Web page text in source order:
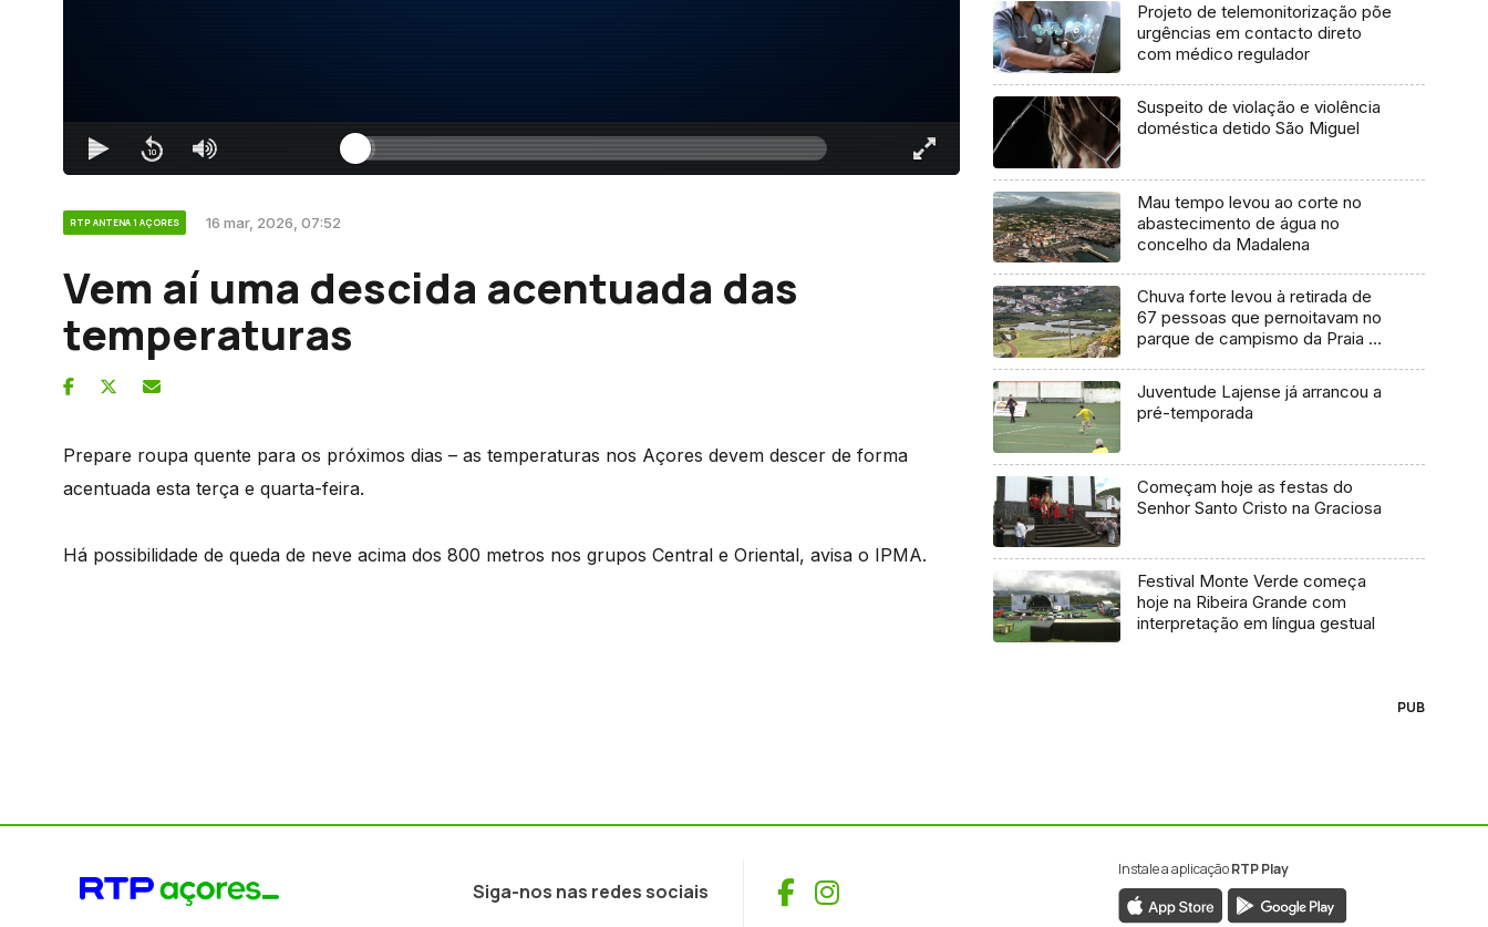
RTP ANTENA 1 AÇORES 16 mar, 2026, 07:52
Vem aí uma descida acentuada das
temperaturas
Prepare roupa quente para os próximos dias – as temperaturas nos Açores devem descer de forma
acentuada esta terça e quarta-feira.
Há possibilidade de queda de neve acima dos 800 metros nos grupos Central e Oriental, avisa o IPMA.
Projeto de telemonitorização põe
urgências em contacto direto
com médico regulador
Suspeito de violação e violência
doméstica detido São Miguel
Mau tempo levou ao corte no
abastecimento de água no
concelho da Madalena
Chuva forte levou à retirada de
67 pessoas que pernoitavam no
parque de campismo da Praia da
Juventude Lajense já arrancou a
pré-temporada
Começam hoje as festas do
Senhor Santo Cristo na Graciosa
Festival Monte Verde começa
hoje na Ribeira Grande com
interpretação em língua gestual
PUB
Siga-nos nas redes sociais Facebook
Instagram
Instale a aplicaçãoRTP Play